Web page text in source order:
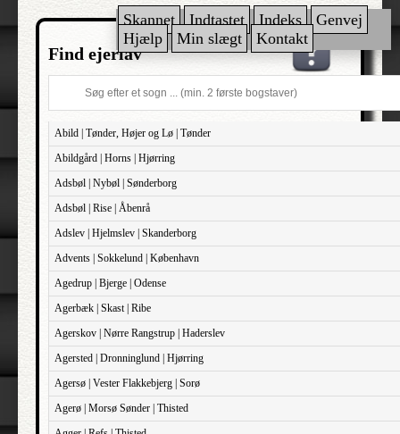
Skannet Indtastet Indeks
Genvej
Hjælp
Min slægt Kontakt
Find ejerlav
Abild | Tønder, Højer og Lø | Tønder
Abildgård | Horns | Hjørring
Adsbøl | Nybøl | Sønderborg
Adsbøl | Rise | Åbenrå
Adslev | Hjelmslev | Skanderborg
Advents | Sokkelund | København
Agedrup | Bjerge | Odense
Agerbæk | Skast | Ribe
Agerskov | Nørre Rangstrup | Haderslev
Agersted | Dronninglund | Hjørring
Agersø | Vester Flakkebjerg | Sorø
Agerø | Morsø Sønder | Thisted